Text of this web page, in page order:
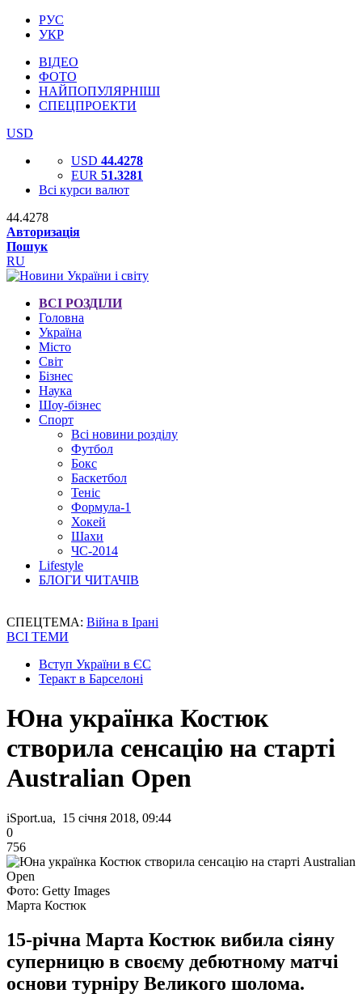
РУС
УКР
ВІДЕО
ФОТО
НАЙПОПУЛЯРНІШІ
СПЕЦПРОЕКТИ
USD
USD 44.4278
EUR 51.3281
Всі курси валют
44.4278
Авторизація
Пошук
RU
ВСІ РОЗДІЛИ
Головна
Україна
Місто
Світ
Бізнес
Наука
Шоу-бізнес
Спорт
Всі новини розділу
Футбол
Бокс
Баскетбол
Теніс
Формула-1
Хокей
Шахи
ЧС-2014
Lifestyle
БЛОГИ ЧИТАЧІВ
СПЕЦТЕМА: Війна в Ірані
ВСІ ТЕМИ
Вступ України в ЄС
Теракт в Барселоні
Юна українка Костюк
створила сенсацію на старті
Australian Open
iSport.ua, 15 січня 2018, 09:44
0
756
Фото: Getty Images
Марта Костюк
15-річна Марта Костюк вибила сіяну
суперницю в своєму дебютному матчі
основи турніру Великого шолома.